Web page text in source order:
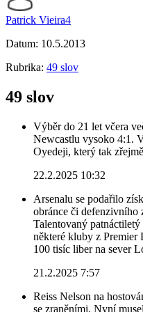
Patrick Vieira4
Datum: 10.5.2013
Rubrika: 49 slov
49 slov
Výběr do 21 let včera
Newcastlu vysoko 4:1.
Oyedeji, který tak
22.2.2025 10:32
Arsenalu se podařilo
obránce či defenzivního
Talentovaný
některé kluby z Premier
100 tisíc liber na sever
21.2.2025 7:57
Reiss Nelson na
se zraněními. Nyní